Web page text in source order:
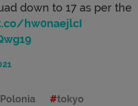
down to 17 as per the
hw0naejlcI
Polonia tokyo